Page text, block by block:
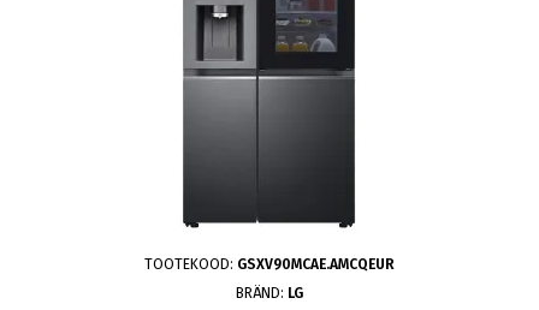
TOOTEKOOD: GSXV90MCAE.AMCQEUR
BRÄND: LG